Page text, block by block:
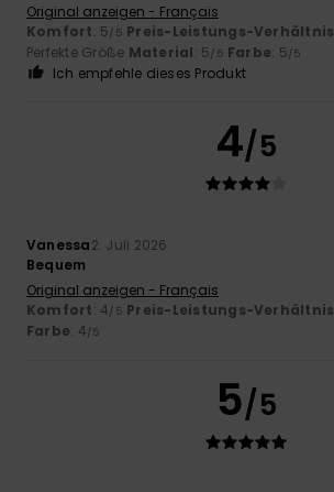
Original anzeigen - Français
Komfort: 5/5 Preis-Leistungs-Verhältnis
Perfekte Größe Material: 5/5 Farbe: 5/5
Ich empfehle dieses Produkt
4/5
Vanessa2. Juli 2026
Bequem
Original anzeigen - Français
Komfort: 4/5 Preis-Leistungs-Verhältnis
Farbe: 4/5
5/5